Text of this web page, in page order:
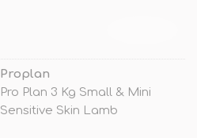
Proplan
Pro Plan 3 Kg Small & Mini
Sensitive Skin Lamb